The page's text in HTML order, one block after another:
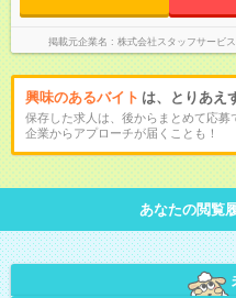
掲載元企業名 株式会社スタッフサービ
興味のあるバイト は、とりあえ
保存した求人は、後からまとめて応募
企業からアプローチが届くことも！
あなたの閲覧